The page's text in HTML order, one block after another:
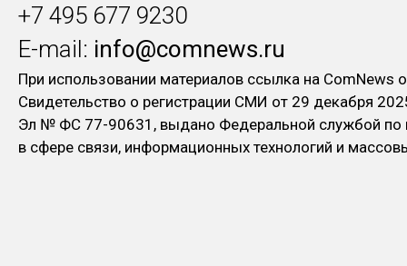
+7 495 677 9230
E-mail: info@comnews.ru
При использовании материалов ссылка на ComNews
Свидетельство о регистрации СМИ от 29 декабря
Эл № ФC 77-90631, выдано Федеральной службой по
в сфере связи, информационных технологий и